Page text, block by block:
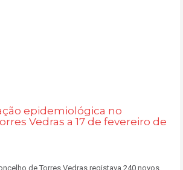
epidemiológica no
Vedras a 17 de fevereiro de
de Torres Vedras registava 240 novos